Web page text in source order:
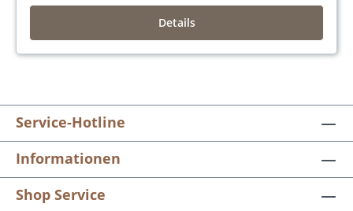
Details
Service-Hotline
Informationen
Shop Service